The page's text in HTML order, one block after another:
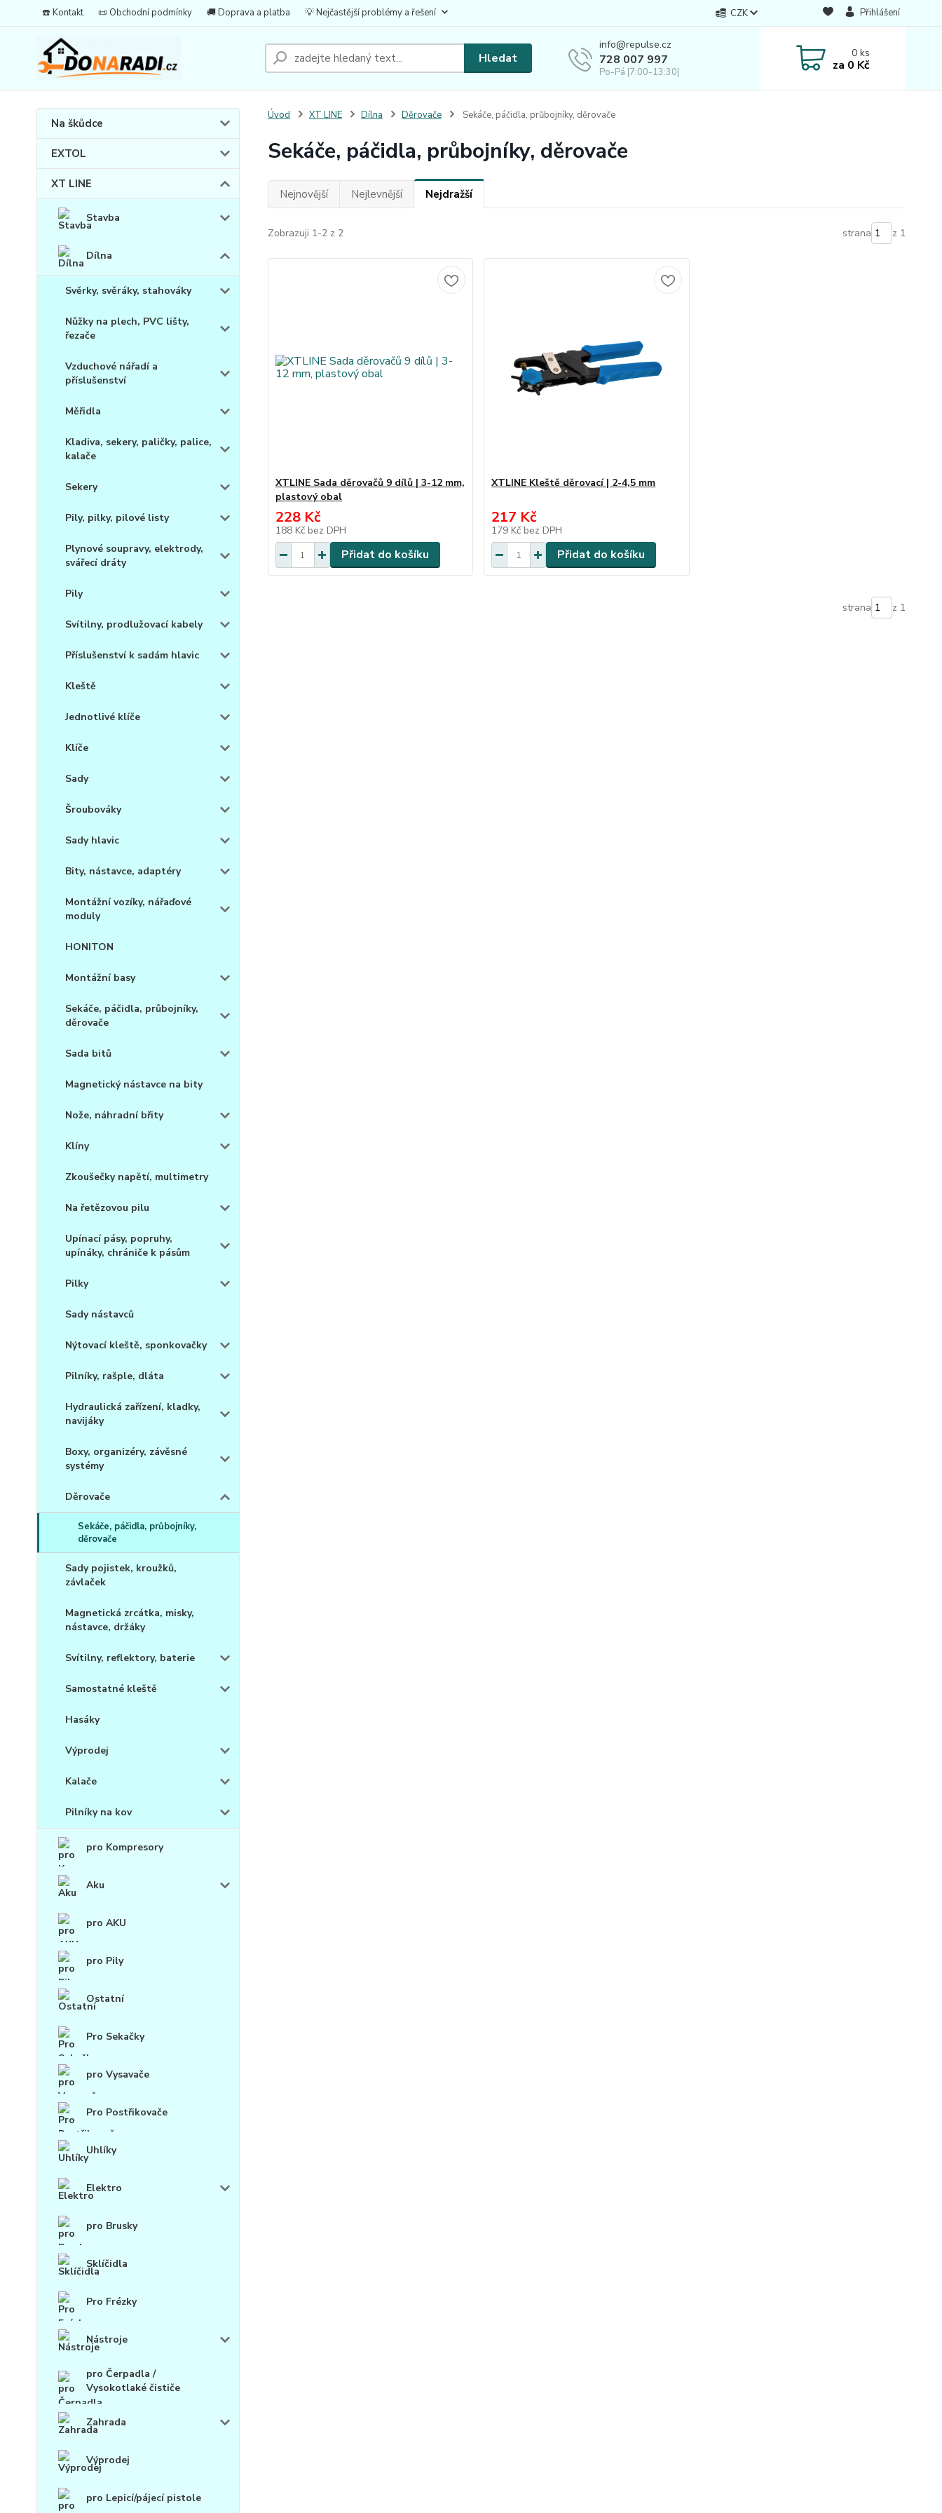
☎️ Kontakt 📜 Obchodní podmínky 🚚 Doprava a platba 💡 Nejčastější problémy a řešení CZK Přihlášení
Hledat
info@repulse.cz
728 007 997
Po-Pá |7:00-13:30|
0ks
za 0 Kč
Na škůdce
EXTOL
XT LINE
Stavba
Dílna
Svěrky, svěráky, stahováky
Nůžky na plech, PVC lišty,
řezače
Vzduchové nářadí a
příslušenství
Měřidla
Kladiva, sekery, paličky, palice,
kalače
Sekery
Pily, pilky, pilové listy
Plynové soupravy, elektrody,
svářecí dráty
Pily
Svítilny, prodlužovací kabely
Příslušenství k sadám hlavic
Kleště
Jednotlivé klíče
Klíče
Sady
Šroubováky
Sady hlavic
Bity, nástavce, adaptéry
Montážní vozíky, nářaďové
moduly
HONITON
Montážní basy
Sekáče, páčidla, průbojníky,
děrovače
Sada bitů
Magnetický nástavce na bity
Nože, náhradní břity
Klíny
Zkoušečky napětí, multimetry
Na řetězovou pilu
Upínací pásy, popruhy,
upínáky, chrániče k pásům
Pilky
Sady nástavců
Nýtovací kleště, sponkovačky
Pilníky, rašple, dláta
Hydraulická zařízení, kladky,
navijáky
Boxy, organizéry, závěsné
systémy
Děrovače
Sekáče, páčidla, průbojníky,
děrovače
Sady pojistek, kroužků,
závlaček
Magnetická zrcátka, misky,
nástavce, držáky
Svítilny, reflektory, baterie
Samostatné kleště
Hasáky
Výprodej
Kalače
Pilníky na kov
pro Kompresory
Aku
pro AKU
pro Pily
Ostatní
Pro Sekačky
pro Vysavače
Pro Postřikovače
Uhlíky
Elektro
pro Brusky
Sklíčidla
Pro Frézky
Nástroje
pro Čerpadla /
Vysokotlaké čističe
Zahrada
Výprodej
pro Lepicí/pájecí pistole
Úvod XT LINE Dílna Děrovače Sekáče, páčidla, průbojníky, děrovače
Sekáče, páčidla, průbojníky, děrovače
Nejnovější Nejlevnější Nejdražší
Zobrazuji 1-2 z 2 strana z 1
XTLINE Sada děrovačů 9 dílů | 3-12 mm,
plastový obal
228 Kč
188 Kč bez DPH
Přidat do košíku
XTLINE Kleště děrovací | 2-4,5 mm
217 Kč
179 Kč bez DPH
Přidat do košíku
strana z 1